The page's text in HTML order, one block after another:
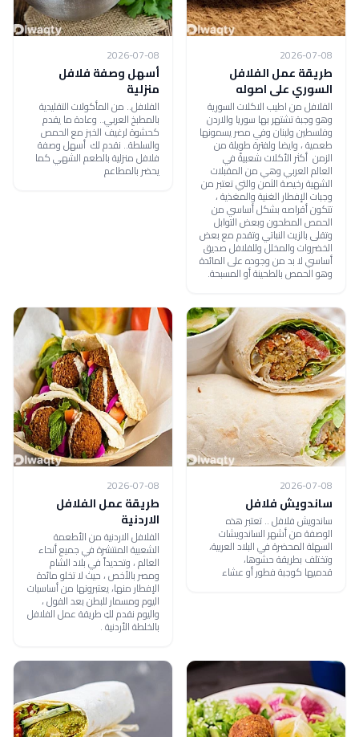
2026-07-08
طريقة عمل الفلافل
السوري على اصوله
الفلافل من اطيب الاكلات السورية
وهو وجبة تشتهر بها سوريا والاردن
وفلسطين ولبنان وفي مصر يسمونها
طعمية ، وايضا ولفترة طويلة من
الزمن أكثر الأكلات شعبيةً في
العالم العربي وهي من المقبلات
الشهية رخيصة الثمن والتي تعتبر من
وجبات الإفطار الغنية والمغذية ،
تتكون أقراصه بشكل أساسي من
الحمص المطحون وبعض التوابل
وتقلى بالزيت النباتي وتقدم مع بعض
الخضروات والمخلل وللفلافل صديق
أساسي لا بد من وجوده على المائدة
وهو الحمص بالطحينة أو المسبحة.
2026-07-08
أسهل وصفة فلافل
منزلية
الفلافل.. من المأكولات التقليدية
بالمطبخ العربي.. وعادة ما يقدم
كحشوة لرغيف الخبز مع الحمص
والسلطة.. نقدم لك أسهل وصفة
فلافل منزلية بالطعم الشهي كما
يحضر بالمطاعم
2026-07-08
ساندويش فلافل
ساندويش فلافل .. تعتبر هذه
الوصفة من أشهر الساندويشات
السهلة المحضرة في البلاد العربية،
وتختلف بطريقة حشوها،
قدميها كوجبة فطور أو عشاء
2026-07-08
طريقة عمل الفلافل
الاردنية
الفلافل الاردنية من الأطعمة
الشعبية المنتشرة في جميع أنحاء
العالم ، وتحديداً في بلاد الشام
ومصر بالأخص ، حيث لا تخلو مائدة
الإفطار منها، يعتبرونها من أساسيات
اليوم ومسمار للبطن بعد الفول ،
واليوم نقدم لكِ طريقة عمل الفلافل
بالخلطة الأردنية .